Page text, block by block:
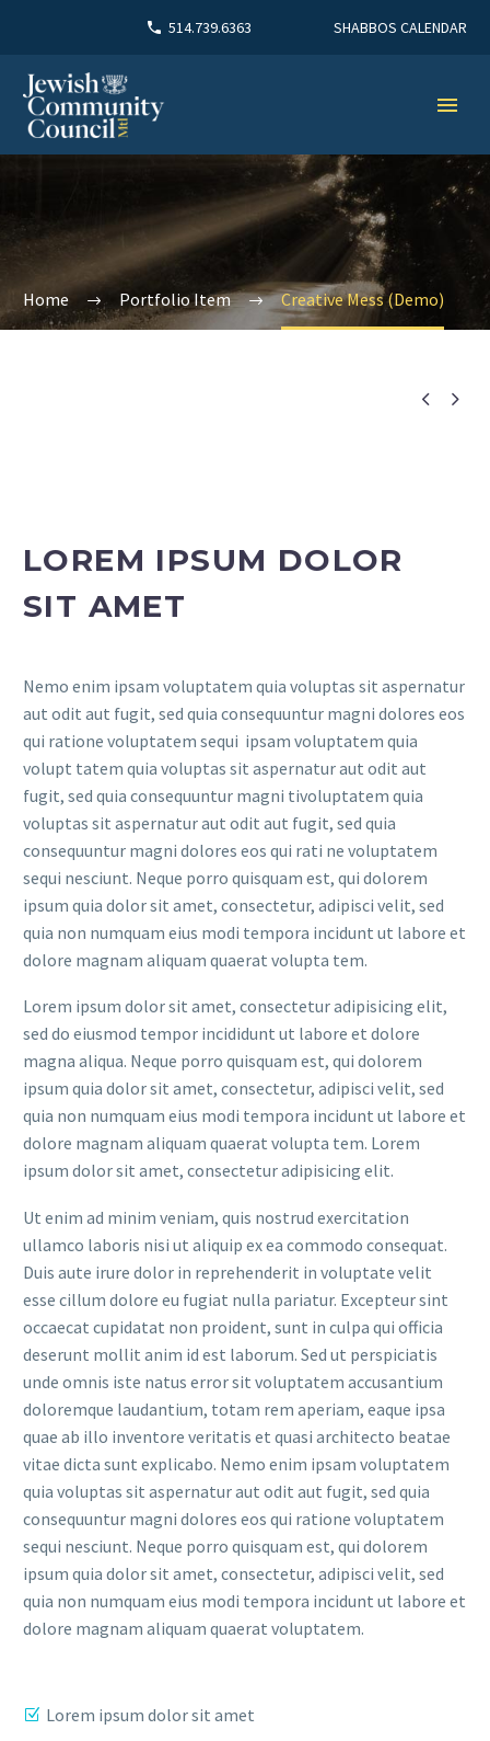
514.739.6363 SHABBOS CALENDAR
Home Portfolio Item Creative Mess (Demo)
 
LOREM IPSUM DOLOR
SIT AMET
Nemo enim ipsam voluptatem quia voluptas sit aspernatur
aut odit aut fugit, sed quia consequuntur magni dolores eos
qui ratione voluptatem sequi ipsam voluptatem quia
volupt tatem quia voluptas sit aspernatur aut odit aut
fugit, sed quia consequuntur magni tivoluptatem quia
voluptas sit aspernatur aut odit aut fugit, sed quia
consequuntur magni dolores eos qui rati ne voluptatem
sequi nesciunt. Neque porro quisquam est, qui dolorem
ipsum quia dolor sit amet, consectetur, adipisci velit, sed
quia non numquam eius modi tempora incidunt ut labore et
dolore magnam aliquam quaerat volupta tem.
Lorem ipsum dolor sit amet, consectetur adipisicing elit,
sed do eiusmod tempor incididunt ut labore et dolore
magna aliqua. Neque porro quisquam est, qui dolorem
ipsum quia dolor sit amet, consectetur, adipisci velit, sed
quia non numquam eius modi tempora incidunt ut labore et
dolore magnam aliquam quaerat volupta tem. Lorem
ipsum dolor sit amet, consectetur adipisicing elit.
Ut enim ad minim veniam, quis nostrud exercitation
ullamco laboris nisi ut aliquip ex ea commodo consequat.
Duis aute irure dolor in reprehenderit in voluptate velit
esse cillum dolore eu fugiat nulla pariatur. Excepteur sint
occaecat cupidatat non proident, sunt in culpa qui officia
deserunt mollit anim id est laborum. Sed ut perspiciatis
unde omnis iste natus error sit voluptatem accusantium
doloremque laudantium, totam rem aperiam, eaque ipsa
quae ab illo inventore veritatis et quasi architecto beatae
vitae dicta sunt explicabo. Nemo enim ipsam voluptatem
quia voluptas sit aspernatur aut odit aut fugit, sed quia
consequuntur magni dolores eos qui ratione voluptatem
sequi nesciunt. Neque porro quisquam est, qui dolorem
ipsum quia dolor sit amet, consectetur, adipisci velit, sed
quia non numquam eius modi tempora incidunt ut labore et
dolore magnam aliquam quaerat voluptatem.
Lorem ipsum dolor sit amet